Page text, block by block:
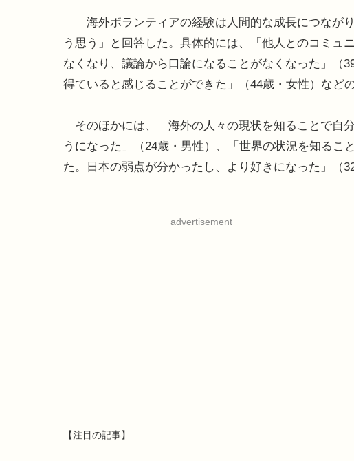
「海外ボランティアの経験は人間的な成長につなが
う思う」と回答した。具体的には、「他人とのコミュ
なくなり、議論から口論になることがなくなった」（
得ていると感じることができた」（44歳・女性）など
そのほかには、「海外の人々の現状を知ることで自
うになった」（24歳・男性）、「世界の状況を知るこ
た。日本の弱点が分かったし、より好きになった」（
advertisement
【注目の記事】